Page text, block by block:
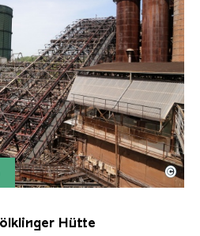
der Völklinger Hütte mit
Völklinger Hütte | Karl
©
Hütte